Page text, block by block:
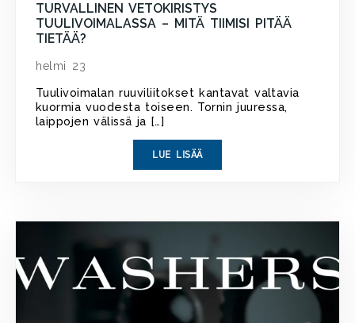
TURVALLINEN VETOKIRISTYS
TUULIVOIMALASSA – MITÄ TIIMISI PITÄÄ
TIETÄÄ?
helmi 23
Tuulivoimalan ruuviliitokset kantavat valtavia
kuormia vuodesta toiseen. Tornin juuressa,
laippojen välissä ja […]
LUE LISÄÄ